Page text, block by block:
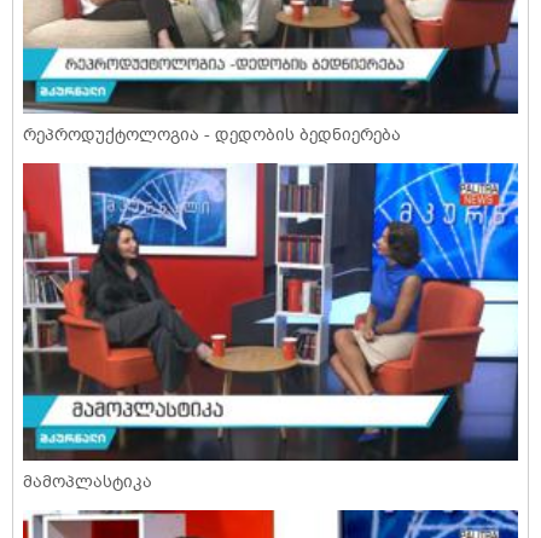
რეპროდუქტოლოგია - დედობის ბედნიერება
მამოპლასტიკა